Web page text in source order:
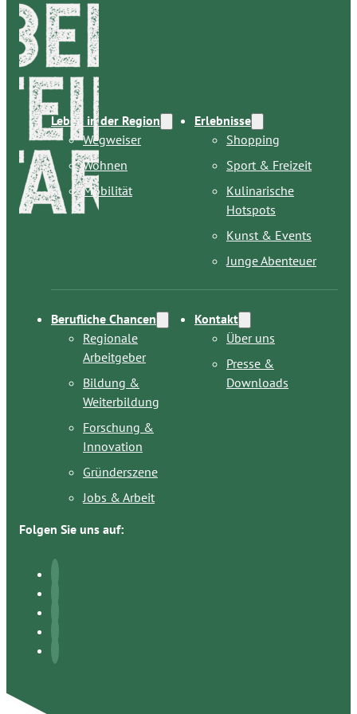
Leben in der Region
Wegweiser
Wohnen
Mobilität
Erlebnisse
Shopping
Sport & Freizeit
Kulinarische
Hotspots
Kunst & Events
Junge Abenteuer
Berufliche Chancen
Regionale
Arbeitgeber
Bildung &
Weiterbildung
Forschung &
Innovation
Gründerszene
Jobs & Arbeit
Kontakt
Über uns
Presse &
Downloads
Folgen Sie uns auf: